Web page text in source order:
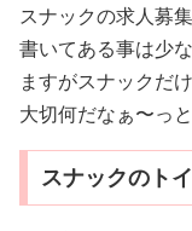
スナックの求人募
書いてある事は少
ますがスナックだ
大切何だなぁ〜っ
スナックのト